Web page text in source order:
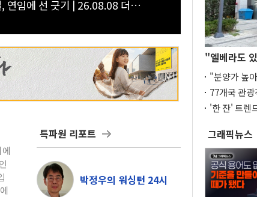
경전 | 26.08.08 더불어민주당
표심은?...제3차
합동연설회 생중
특파원 리포트
박정우의 워싱턴 24시
"엘베라도
"분양가 높
77개국 관
'한 잔' 트렌
그래픽뉴스